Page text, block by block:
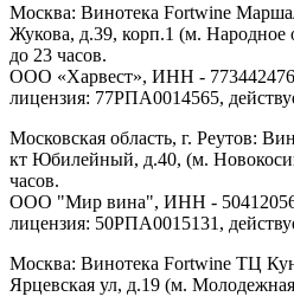
Москва: Винотека Fortwine
Жукова, д.39, корп.1 (м. Народное
до 23 часов.
ООО «Харвест», ИНН -
лицензия: 77РПА0014565,
Московская область, г. Реутов:
кт Юбилейный, д.40, (м.
часов.
ООО "Мир вина", ИНН -
лицензия: 50РПА0015131,
Москва: Винотека Fortwine ТЦ
Ярцевская ул, д.19 (м.